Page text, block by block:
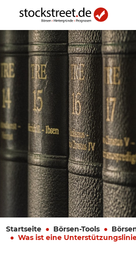
Startseite Börsen-Tools
Was ist eine